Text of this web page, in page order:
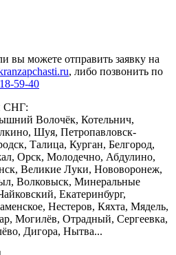
вы можете отправить заявку на
, либо позвонить по
59-40
СНГ:
Волочёк, Котельнич,
Шуя, Петропавловск-
Талица, Курган, Белгород,
Орск, Молодечно, Абдулино,
Великие Луки, Нововоронеж,
Волковыск, Минеральные
Екатеринбург,
Нестеров, Кяхта, Мядель,
Могилёв, Отрадный, Сергеевка,
Дигора, Нытва...